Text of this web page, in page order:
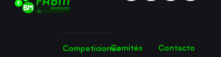
CompeticionesComités
Contacto